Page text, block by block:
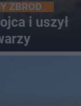
MAKABRYCZNE KULISY ZBRODNI
i uszył